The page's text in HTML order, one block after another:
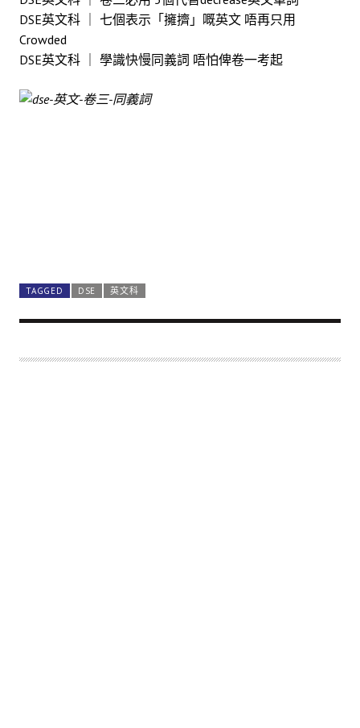
DSE英文科 ｜ 七個表示「擁擠」嘅英文 唔再只用
Crowded
DSE英文科 ｜ 學識快慢同義詞 唔怕俾卷一考起
TAGGED DSE 英文科